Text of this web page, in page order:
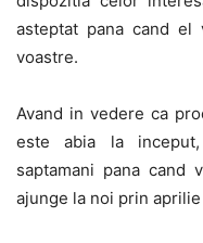
asteptat pana cand
voastre.
Avand in vedere ca
este abia la
saptamani pana cand
ajunge la noi prin